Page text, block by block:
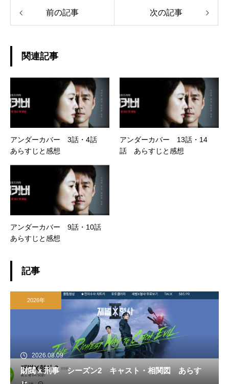
前の記事 次の記事
関連記事
アンダーカバー 3話・4話
あらすじと感想
アンダーカバー 13話・14
話 あらすじと感想
アンダーカバー 9話・10話
あらすじと感想
記事
2026年
2026.08.09
財閥 x 刑事 シーズン2 キャスト・相関図 あらす